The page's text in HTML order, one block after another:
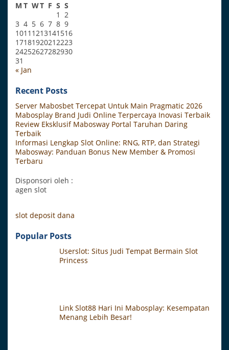
M T WT F S S
1 2
3 4 5 6 7 8 9
1011 1213141516
17181920212223
24252627282930
31
« Jan
Recent Posts
Server Mabosbet Tercepat Untuk Main Pragmatic 2026
Mabosplay Brand Judi Online Terpercaya Inovasi Terbaik
Review Eksklusif Mabosway Portal Taruhan Daring
Terbaik
Informasi Lengkap Slot Online: RNG, RTP, dan Strategi
Mabosway: Panduan Bonus New Member & Promosi
Terbaru
Disponsori oleh :
agen slot
slot deposit dana
Popular Posts
Userslot: Situs Judi Tempat Bermain Slot
Princess
Link Slot88 Hari Ini Mabosplay: Kesempatan
Menang Lebih Besar!